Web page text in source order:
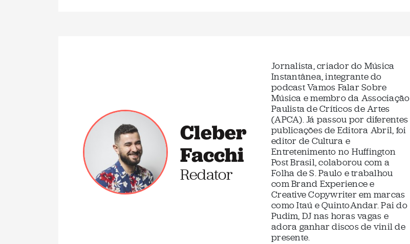
Cleber
Facchi
Redator
Jornalista, criador do Música
Instantânea, integrante do
podcast Vamos Falar Sobre
Música e membro da Associação
Paulista de Críticos de Artes
(APCA). Já passou por diferentes
publicações de Editora Abril, foi
editor de Cultura e
Entretenimento no Huffington
Post Brasil, colaborou com a
Folha de S. Paulo e trabalhou
com Brand Experience e
Creative Copywriter em marcas
como Itaú e QuintoAndar. Pai do
Pudim, DJ nas horas vagas e
adora ganhar discos de vinil de
presente.